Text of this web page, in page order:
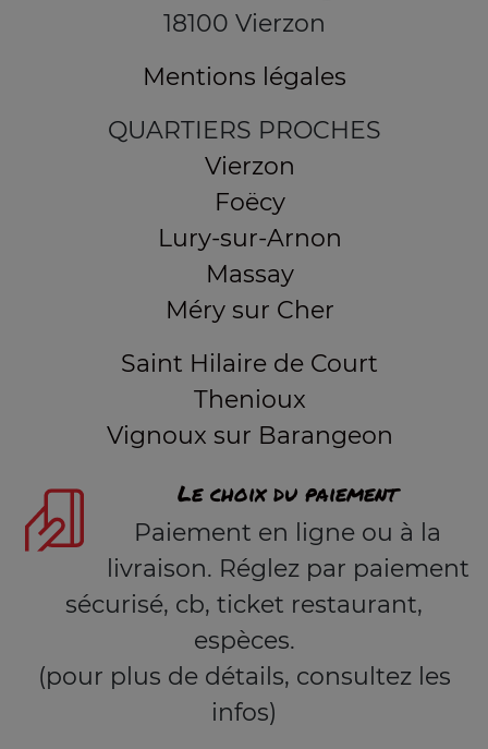
18100 Vierzon
Mentions légales
QUARTIERS PROCHES
Vierzon
Foëcy
Lury-sur-Arnon
Massay
Méry sur Cher
Saint Hilaire de Court
Thenioux
Vignoux sur Barangeon
Le choix du paiement
Paiement en ligne ou à la
livraison. Réglez par paiement
sécurisé, cb, ticket restaurant,
espèces.
(pour plus de détails, consultez les
infos)